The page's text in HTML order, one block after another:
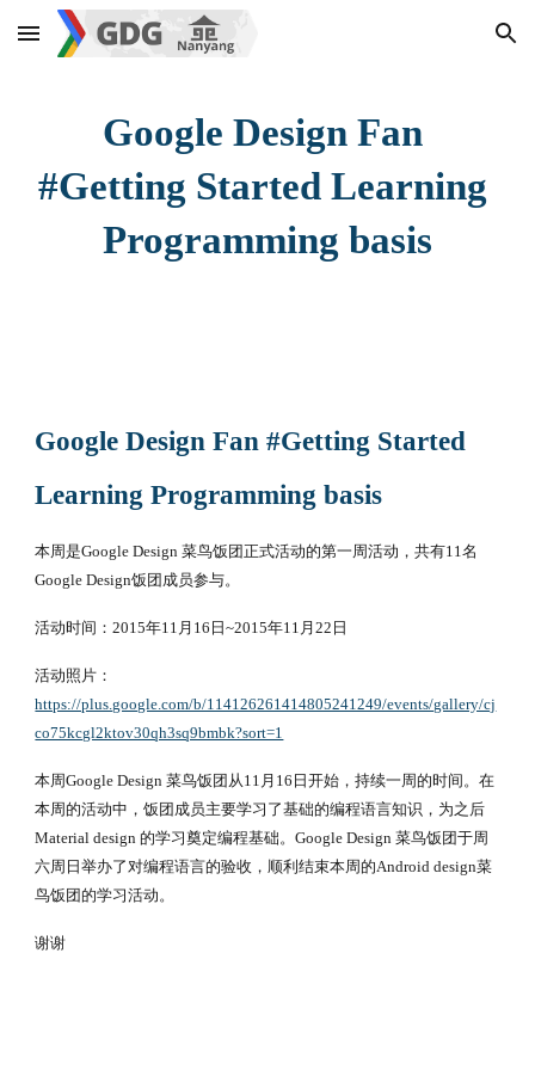
Skip to main content Skip to navigation
Google Design Fan
#Getting Started Learning
Programming basis
Google Design Fan #Getting Started
Learning Programming basis
本周是Google Design 菜鸟饭团正式活动的第一周活动，共有11名
Google Design饭团成员参与。
活动时间：2015年11月16日~2015年11月22日
活动照片：
https://plus.google.com/b/114126261414805241249/events/gallery/cj
co75kcgl2ktov30qh3sq9bmbk?sort=1
本周Google Design 菜鸟饭团从11月16日开始，持续一周的时间。在
本周的活动中，饭团成员主要学习了基础的编程语言知识，为之后
Material design 的学习奠定编程基础。Google Design 菜鸟饭团于周
六周日举办了对编程语言的验收，顺利结束本周的Android design菜
鸟饭团的学习活动。
谢谢